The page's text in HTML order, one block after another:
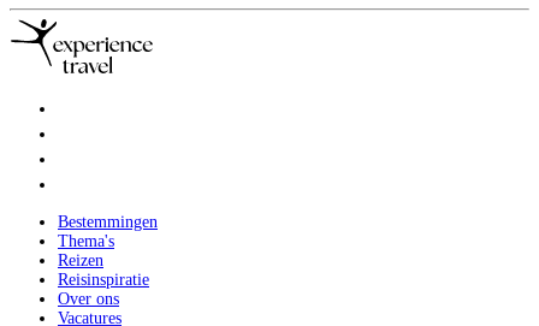
Bestemmingen
Thema's
Reizen
Reisinspiratie
Over ons
Vacatures